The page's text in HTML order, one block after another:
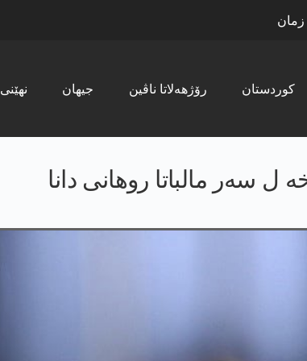
زمان
نھێنی جیھان رۆژھەلاتا ناڤین کوردستان
ل سه‌ر مالباتا روهانی دانا